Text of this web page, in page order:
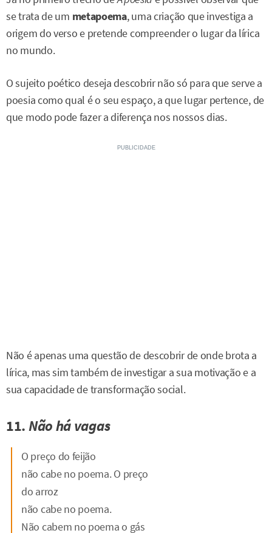
se trata de um metapoema, uma criação que investiga a
origem do verso e pretende compreender o lugar da lírica
no mundo.
O sujeito poético deseja descobrir não só para que serve a
poesia como qual é o seu espaço, a que lugar pertence, de
que modo pode fazer a diferença nos nossos dias.
Não é apenas uma questão de descobrir de onde brota a
lírica, mas sim também de investigar a sua motivação e a
sua capacidade de transformação social.
11.Não há vagas
O preço do feijão
não cabe no poema. O preço
do arroz
não cabe no poema.
Não cabem no poema o gás